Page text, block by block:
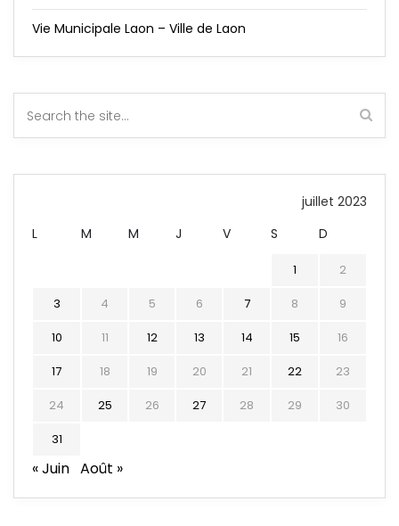
Vie Municipale Laon – Ville de Laon
juillet 2023
L
M M J V S D
1
2
3
4 5 6 7 8
9
10
11 12 13 14 15
16
17
18 19 20 21 22
23
24
25 26 27 28 29
30
31
« Juin Août »